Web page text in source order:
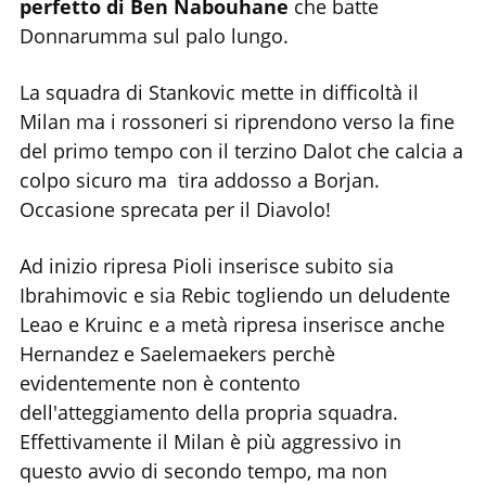
perfetto di Ben Nabouhane che batte
Donnarumma sul palo lungo.
La squadra di Stankovic mette in difficoltà il
Milan ma i rossoneri si riprendono verso la fine
del primo tempo con il terzino Dalot che calcia a
colpo sicuro ma tira addosso a Borjan.
Occasione sprecata per il Diavolo!
Ad inizio ripresa Pioli inserisce subito sia
Ibrahimovic e sia Rebic togliendo un deludente
Leao e Kruinc e a metà ripresa inserisce anche
Hernandez e Saelemaekers perchè
evidentemente non è contento
dell'atteggiamento della propria squadra.
Effettivamente il Milan è più aggressivo in
questo avvio di secondo tempo, ma non